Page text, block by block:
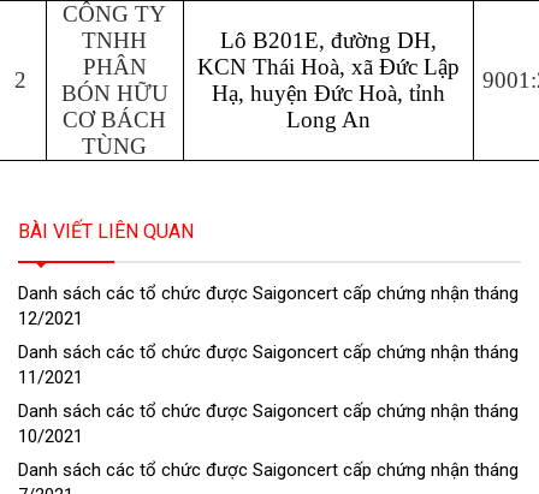
2
CÔNG TY
TNHH
PHÂN
BÓN HỮU
CƠ BÁCH
TÙNG
Lô B201E, đường DH,
KCN Thái Hoà, xã Đức Lập
Hạ, huyện Đức Hoà, tỉnh
Long An
BÀI VIẾT LIÊN QUAN
Danh sách các tổ chức được Saigoncert cấp chứng nhận tháng
12/2021
Danh sách các tổ chức được Saigoncert cấp chứng nhận tháng
11/2021
Danh sách các tổ chức được Saigoncert cấp chứng nhận tháng
10/2021
Danh sách các tổ chức được Saigoncert cấp chứng nhận tháng